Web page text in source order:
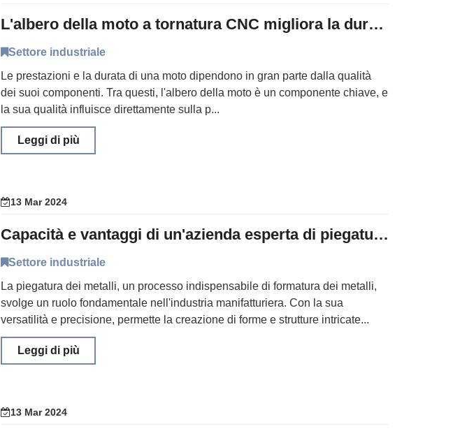
L'albero della moto a tornatura CNC migliora la durata e le prestazioni della tua moto
Settore industriale
Le prestazioni e la durata di una moto dipendono in gran parte dalla qualità
dei suoi componenti. Tra questi, l'albero della moto è un componente chiave, e
la sua qualità influisce direttamente sulla p...
Leggi di più
13 Mar 2024
Capacità e vantaggi di un'azienda esperta di piegatura dei metalli
Settore industriale
La piegatura dei metalli, un processo indispensabile di formatura dei metalli,
svolge un ruolo fondamentale nell'industria manifatturiera. Con la sua
versatilità e precisione, permette la creazione di forme e strutture intricate...
Leggi di più
13 Mar 2024